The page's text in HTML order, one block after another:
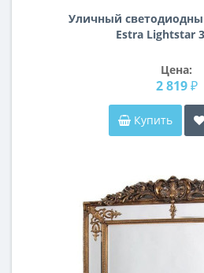
Уличный
Estra Lightstar
Цена:
2 819 ₽
Купить